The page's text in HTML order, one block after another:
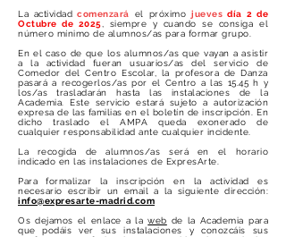
La actividad comenzará el próximojueves día 2 de
Octubre de 2025 , siempre y cuando se consiga el
número mínimo de alumnos/as para formar grupo.
En el caso de que los alumnos/as que vayan a asistir
a la actividad fueran usuarios/as del servicio de
Comedor del Centro Escolar, la profesora de Danza
pasará a recogerlos/as por el Centro a las 15.45 h y
los/as trasladarán hasta las instalaciones de la
Academia. Este servicio estará sujeto a autorización
expresa de las familias en el boletín de inscripción. En
dicho traslado el AMPA queda exonerado de
cualquier responsabilidad ante cualquier incidente.
La recogida de alumnos/as será en el horario
indicado en las instalaciones de ExpresArte.
Para formalizar la inscripción en la actividad es
necesario escribir un email a la siguiente dirección:
info@expresarte-madrid.com
Os dejamos el enlace a laweb de la Academia para
que podáis ver sus instalaciones y conozcáis sus